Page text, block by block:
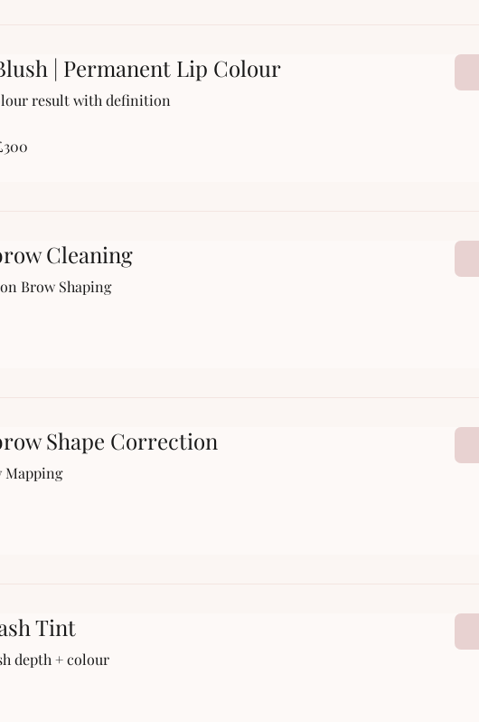
| Permanent Lip Colour
result with definition
Cleaning
Brow Shaping
Shape Correction
Mapping
Tint
depth + colour